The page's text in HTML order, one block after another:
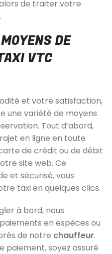
de traiter votre
DE
VTC
et votre satisfaction,
une variété de moyens
Tout d’abord,
en ligne en toute
de crédit ou de débit
site web. Ce
et sécurisé, vous
taxi en quelques clics.
à bord, nous
en espèces ou
de notre chauffeur.
paiement, soyez assuré